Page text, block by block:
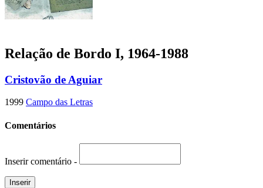
Relação de Bordo I, 1964-1988
Cristovão de Aguiar
1999 Campo das Letras
Comentários
Inserir comentário -